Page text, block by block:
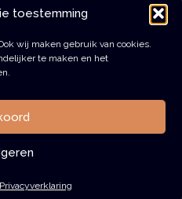
toestemming
wij maken gebruik van cookies.
te maken en het
Klantenportaal
Wwft
rechten voorbehouden